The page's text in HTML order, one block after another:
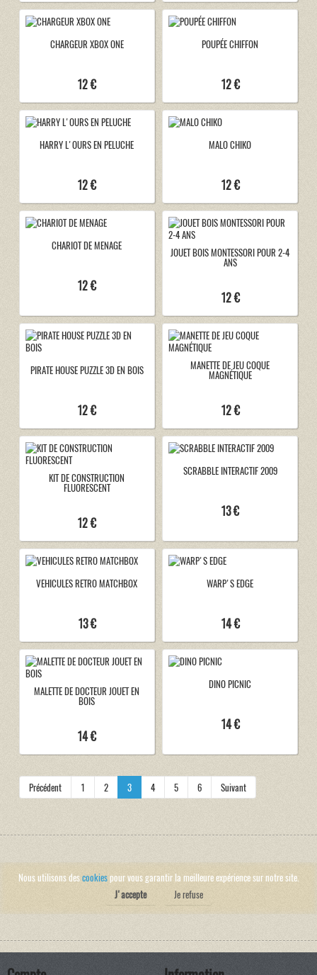
CHARGEUR XBOX ONE
12 €
POUPÉE CHIFFON
12 €
HARRY L'OURS EN PELUCHE
12 €
MALO CHIKO
12 €
CHARIOT DE MENAGE
12 €
JOUET BOIS MONTESSORI POUR 2-4
ANS
12 €
PIRATE HOUSE PUZZLE 3D EN BOIS
12 €
MANETTE DE JEU COQUE
MAGNÉTIQUE
12 €
KIT DE CONSTRUCTION
FLUORESCENT
12 €
SCRABBLE INTERACTIF 2009
13 €
VEHICULES RETRO MATCHBOX
13 €
WARP'S EDGE
14 €
MALETTE DE DOCTEUR JOUET EN
BOIS
14 €
DINO PICNIC
14 €
Précédent 1 2 3 4 5 6 Suivant
Nous utilisons descookiespour vous garantir la meilleure expérience sur notre site.
J'accepte
Je refuse